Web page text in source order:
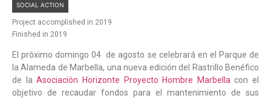
SOCIAL ACTION
Project accomplished in 2019
Finished in 2019
El próximo domingo 04 de agosto se celebrará en el Parque de
la Alameda de Marbella, una nueva edición del Rastrillo Benéfico
de laAsociación Horizonte Proyecto Hombre Marbella con el
objetivo de recaudar fondos para el mantenimiento de sus